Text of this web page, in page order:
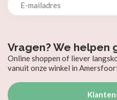
Vragen? We helpen
Online shoppen of liever
vanuit onze winkel in